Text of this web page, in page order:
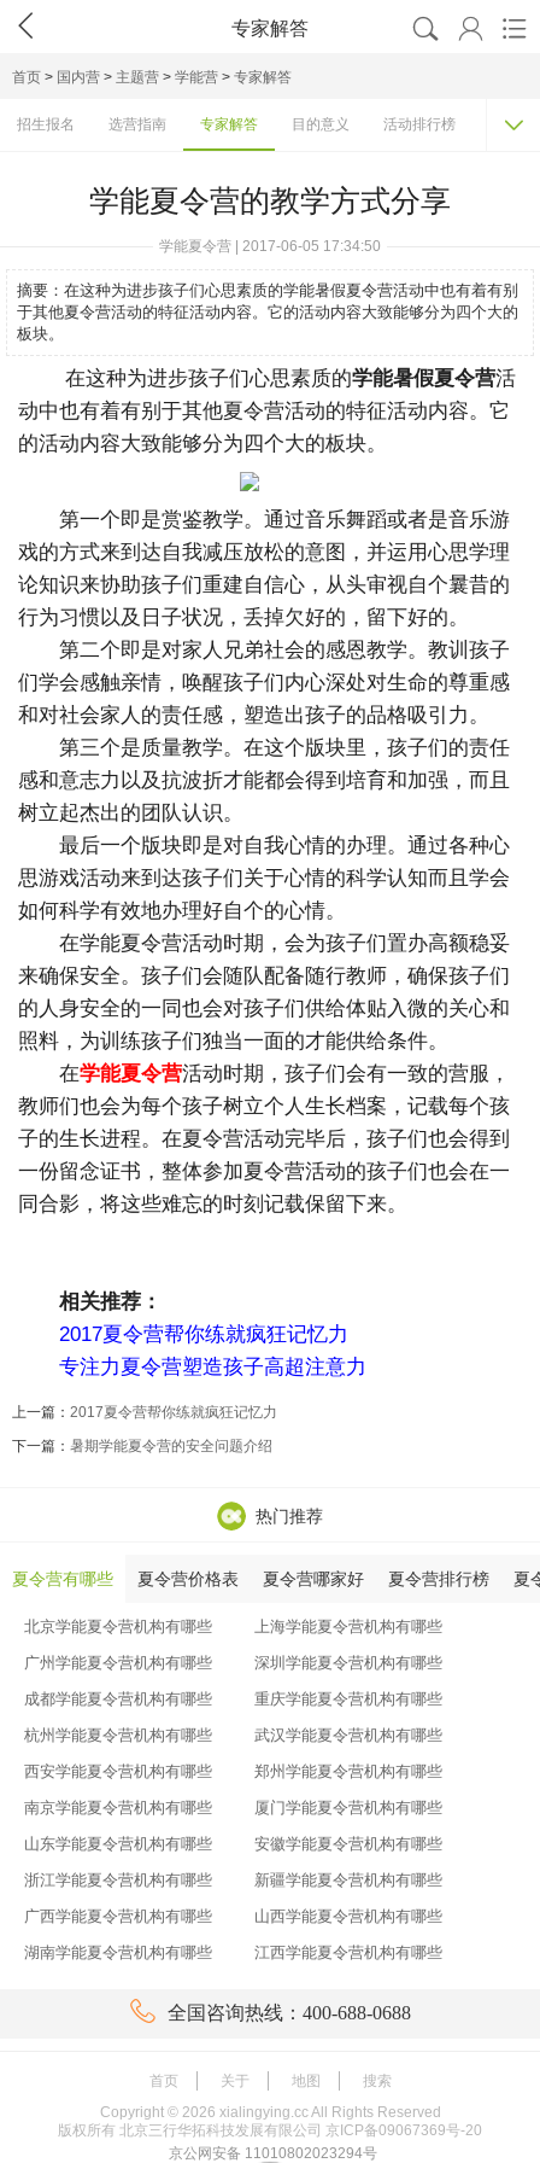
 专家解答   
首页 > 国内营 > 主题营 > 学能营 > 专家解答
招生报名 选营指南 专家解答 目的意义 活动排行榜 机构大

学能夏令营的教学方式分享
学能夏令营 | 2017-06-05 17:34:50
摘要： 在这种为进步孩子们心思素质的学能暑假夏令营活动中也有着有别
于其他夏令营活动的特征活动内容。它的活动内容大致能够分为四个大的
板块。
在这种为进步孩子们心思素质的学能暑假夏令营活
动中也有着有别于其他夏令营活动的特征活动内容。它
的活动内容大致能够分为四个大的板块。
第一个即是赏鉴教学。通过音乐舞蹈或者是音乐游
戏的方式来到达自我减压放松的意图，并运用心思学理
论知识来协助孩子们重建自信心，从头审视自个曩昔的
行为习惯以及日子状况，丢掉欠好的，留下好的。
第二个即是对家人兄弟社会的感恩教学。教训孩子
们学会感触亲情，唤醒孩子们内心深处对生命的尊重感
和对社会家人的责任感，塑造出孩子的品格吸引力。
第三个是质量教学。在这个版块里，孩子们的责任
感和意志力以及抗波折才能都会得到培育和加强，而且
树立起杰出的团队认识。
最后一个版块即是对自我心情的办理。通过各种心
思游戏活动来到达孩子们关于心情的科学认知而且学会
如何科学有效地办理好自个的心情。
在学能夏令营活动时期，会为孩子们置办高额稳妥
来确保安全。孩子们会随队配备随行教师，确保孩子们
的人身安全的一同也会对孩子们供给体贴入微的关心和
照料，为训练孩子们独当一面的才能供给条件。
在学能夏令营活动时期，孩子们会有一致的营服，
教师们也会为每个孩子树立个人生长档案，记载每个孩
子的生长进程。在夏令营活动完毕后，孩子们也会得到
一份留念证书，整体参加夏令营活动的孩子们也会在一
同合影，将这些难忘的时刻记载保留下来。
相关推荐：
2017夏令营帮你练就疯狂记忆力
专注力夏令营塑造孩子高超注意力
上一篇： 2017夏令营帮你练就疯狂记忆力
下一篇： 暑期学能夏令营的安全问题介绍
热门推荐
夏令营有哪些 夏令营价格表 夏令营哪家好 夏令营排行榜 夏
北京学能夏令营机构有哪些
上海学能夏令营机构有哪些
广州学能夏令营机构有哪些
深圳学能夏令营机构有哪些
成都学能夏令营机构有哪些
重庆学能夏令营机构有哪些
杭州学能夏令营机构有哪些
武汉学能夏令营机构有哪些
西安学能夏令营机构有哪些
郑州学能夏令营机构有哪些
南京学能夏令营机构有哪些
厦门学能夏令营机构有哪些
山东学能夏令营机构有哪些
安徽学能夏令营机构有哪些
浙江学能夏令营机构有哪些
新疆学能夏令营机构有哪些
广西学能夏令营机构有哪些
山西学能夏令营机构有哪些
湖南学能夏令营机构有哪些
江西学能夏令营机构有哪些
 全国咨询热线：400-688-0688
首页 关于 地图
搜索
Copyright © 2026 xialingying.cc All Rights Reserved
版权所有 北京三行华拓科技发展有限公司 京ICP备09067369号-20
京公网安备 11010802023294号